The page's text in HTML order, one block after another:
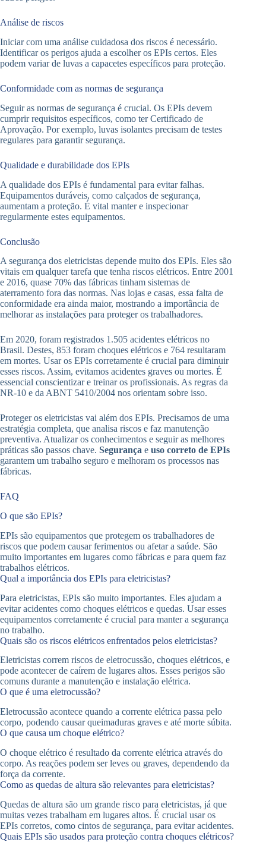
Análise de riscos
Iniciar com uma análise cuidadosa dos riscos é necessário.
Identificar os perigos ajuda a escolher os EPIs certos. Eles
podem variar de luvas a capacetes específicos para proteção.
Conformidade com as normas de segurança
Seguir as normas de segurança é crucial. Os EPIs devem
cumprir requisitos específicos, como ter Certificado de
Aprovação. Por exemplo, luvas isolantes precisam de testes
regulares para garantir segurança.
Qualidade e durabilidade dos EPIs
A qualidade dos EPIs é fundamental para evitar falhas.
Equipamentos duráveis, como calçados de segurança,
aumentam a proteção. É vital manter e inspecionar
regularmente estes equipamentos.
Conclusão
A segurança dos eletricistas depende muito dos EPIs. Eles são
vitais em qualquer tarefa que tenha riscos elétricos. Entre 2001
e 2016, quase 70% das fábricas tinham sistemas de
aterramento fora das normas. Nas lojas e casas, essa falta de
conformidade era ainda maior, mostrando a importância de
melhorar as instalações para proteger os trabalhadores.
Em 2020, foram registrados 1.505 acidentes elétricos no
Brasil. Destes, 853 foram choques elétricos e 764 resultaram
em mortes. Usar os EPIs corretamente é crucial para diminuir
esses riscos. Assim, evitamos acidentes graves ou mortes. É
essencial conscientizar e treinar os profissionais. As regras da
NR-10 e da ABNT 5410/2004 nos orientam sobre isso.
Proteger os eletricistas vai além dos EPIs. Precisamos de uma
estratégia completa, que analisa riscos e faz manutenção
preventiva. Atualizar os conhecimentos e seguir as melhores
práticas são passos chave. Segurança e uso correto de EPIs
garantem um trabalho seguro e melhoram os processos nas
fábricas.
FAQ
O que são EPIs?
EPIs são equipamentos que protegem os trabalhadores de
riscos que podem causar ferimentos ou afetar a saúde. São
muito importantes em lugares como fábricas e para quem faz
trabalhos elétricos.
Qual a importância dos EPIs para eletricistas?
Para eletricistas, EPIs são muito importantes. Eles ajudam a
evitar acidentes como choques elétricos e quedas. Usar esses
equipamentos corretamente é crucial para manter a segurança
no trabalho.
Quais são os riscos elétricos enfrentados pelos eletricistas?
Eletricistas correm riscos de eletrocussão, choques elétricos, e
pode acontecer de caírem de lugares altos. Esses perigos são
comuns durante a manutenção e instalação elétrica.
O que é uma eletrocussão?
Eletrocussão acontece quando a corrente elétrica passa pelo
corpo, podendo causar queimaduras graves e até morte súbita.
O que causa um choque elétrico?
O choque elétrico é resultado da corrente elétrica através do
corpo. As reações podem ser leves ou graves, dependendo da
força da corrente.
Como as quedas de altura são relevantes para eletricistas?
Quedas de altura são um grande risco para eletricistas, já que
muitas vezes trabalham em lugares altos. É crucial usar os
EPIs corretos, como cintos de segurança, para evitar acidentes.
Quais EPIs são usados para proteção contra choques elétricos?